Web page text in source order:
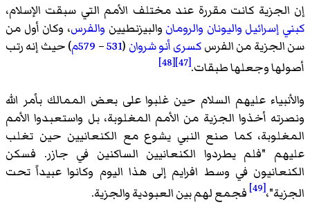
إن الجزية كانت مقررة عند مختلف الأمم التي سبقت الإسلام،
كبني إسرائيل واليونان والرومان والبيزنطيين والفرس، وكان أول من
سن الجزية من الفرسكسرى أنو شروان (
531
– 579م ) حيث إنه رتب
أصولها وجعلها طبقات.[47]
[48]
والأنبياء عليهم السلام حين غلبوا على بعض الممالك بأمر الله
ونصرته أخذوا الجزية من الأمم المغلوبة، بل واستعبدوا الأمم
المغلوبة، كما صنع النبي يشوع مع الكنعانيين حين تغلب
عليهم "فلم يطردوا الكنعانيين الساكنين في جازر. فسكن
الكنعانيون في وسط افرايم إلى هذا اليوم وكانوا عبيداً تحت
الجزية"،[49]
فجمع لهم بين العبودية والجزية.